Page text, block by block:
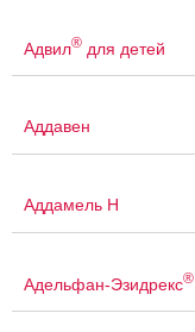
Адвил® для детей
Аддавен
Аддамель Н
Адельфан-Эзидрекс®